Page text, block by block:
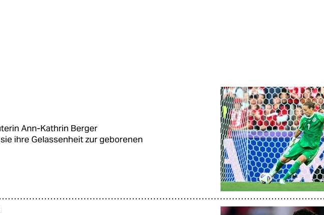
Ann-Kathrin Berger
ihre Gelassenheit zur geborenen